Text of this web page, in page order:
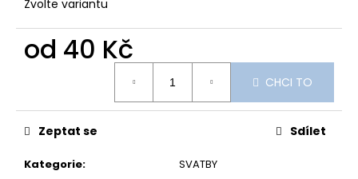
Zvolte variantu
od 40 Kč
CHCI TO
Kategorie: SVATBY
Zeptat se Sdílet